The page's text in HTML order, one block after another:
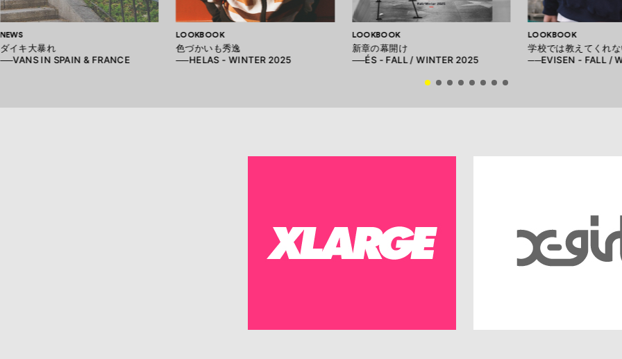
NEWS
ダイキ大暴れ
──VANS IN SPAIN & FRANCE
LOOKBOOK
色づかいも秀逸
──HELAS - WINTER 2025
LOOKBOOK
新章の幕開け
──ÉS - FALL / WINTER 2025
LOOKBOOK
学校では教えてくれな
──EVISEN - FALL /